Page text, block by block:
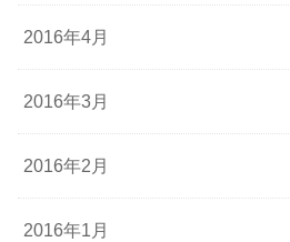
2016年4月
2016年3月
2016年2月
2016年1月